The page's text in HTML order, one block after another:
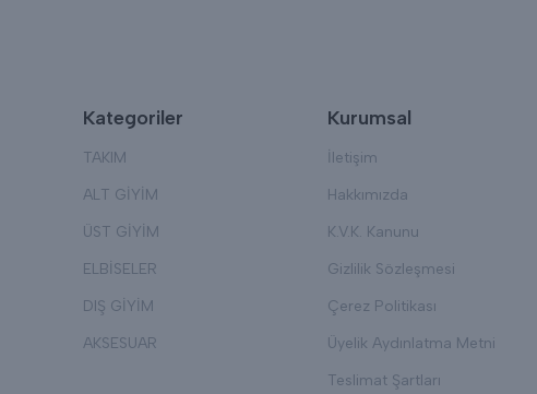
Kategoriler
TAKIM
ALT GİYİM
ÜST GİYİM
ELBİSELER
DIŞ GİYİM
AKSESUAR
Kurumsal
İletişim
Hakkımızda
K.V.K. Kanunu
Gizlilik Sözleşmesi
Çerez Politikası
Üyelik Aydınlatma Metni
Teslimat Şartları